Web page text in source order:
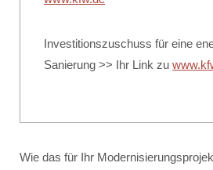
Investitionszuschuss für eine
Sanierung >> Ihr Link zu
Wie das für Ihr